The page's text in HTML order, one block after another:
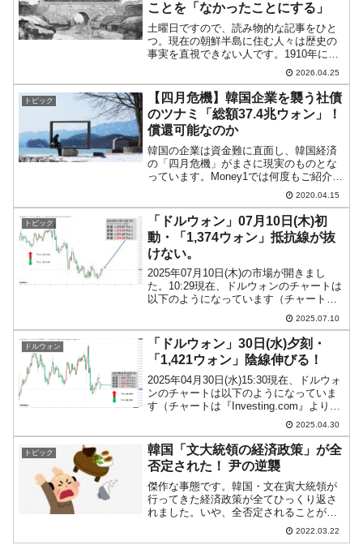
ことを「なかったことにする」
土曜日ですので、読み物的な記事をひと
つ。現在の朝鮮半島に住む人々は歴史の
事実を直視できない人です。1910年に日
本が朝鮮半島を併合したことをすっかり
なかったことにしています。真実は立場
によって変わるので、朝鮮半島人がどん
な真実を信じようが知...
2026.04.25
トピック
【四月危機】韓国企業を襲う社債
のツナミ「総額37.4兆ウォン」！
償還可能なのか
韓国の企業は資金難に直面し、韓国経済
の「四月危機」がまさに現実のものとな
っています。Money1では何度もご紹介し
てきましたが、発火点というか火薬庫な
のは巨額の「社債」です。社債とは、企
業が資金調達のために発行する債券で、
当然ですが期日が来...
2020.04.15
トピック
「ドルウォン」07月10日(木)初
動・「1,374ウォン」抵抗線が抜
けない。
2025年07月10日(木)の市場が開きまし
た。10:29現在、ドルウォンのチャートは
以下のようになっています（チャートは
『Investing.com』より引用）。これから
ローソク足の調整が入ると思われます
が、現在のところローソク足の実体部...
2025.07.10
ドルウォン
「ドルウォン」30日(水)夕刻・
「1,421ウォン」陰線伸びる！
2025年04月30日(水)15:30現在、ドルウォ
ンのチャートは以下のようになっていま
す（チャートは『Investing.com』より引
用）。陰線が伸びました。現在のところ
「1ドル＝1,421ウォン」近辺の攻防とな
っています。ローソク足1...
2025.04.30
トピック
韓国「文大統領の経済政策」が全
否定された！ 尹の逆襲
傑作な事態です。韓国・文在寅大統領が
行ってきた経済政策が全てひっくり返さ
れました。いや、全否定されることが決
定的になりました。2022年03月21日、尹
錫悦（ユン・ソギョル）次期大統領が経
2022.03.22